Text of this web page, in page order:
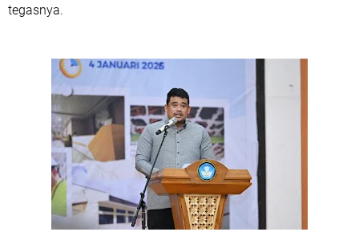
tegasnya.